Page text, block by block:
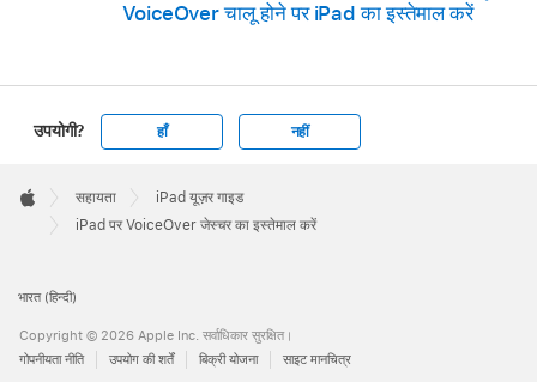
VoiceOver चालू होने पर iPad का इस्तेमाल करें
उपयोगी? हाँ नहीं
Footer

Apple
सहायता
iPad यूज़र गाइड
iPad पर VoiceOver जेस्चर का इस्तेमाल करें
भारत (हिन्दी)
Copyright © 2026 Apple Inc. सर्वाधिकार सुरक्षित।
गोपनीयता नीति
उपयोग की शर्तें बिक्री योजना साइट मानचित्र